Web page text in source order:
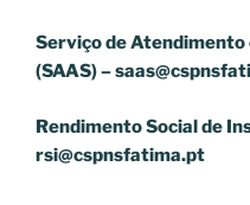
Serviço de
(SAAS) –
Rendimento Social de
rsi@cspnsfatima.pt